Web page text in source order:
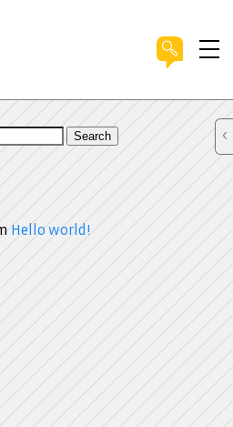
Search
Hello world!